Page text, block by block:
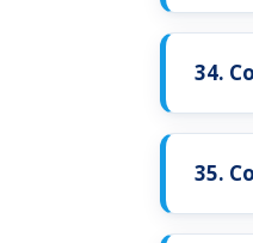
34.
35.